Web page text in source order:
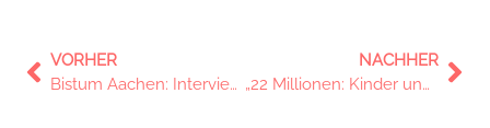
VORHER
Bistum Aachen: Interview zur Zukunft der Jugendarbeit
NACHHER
„22 Millionen: Kinder und Jugendliche im Fokus“ – alle Folgen online!